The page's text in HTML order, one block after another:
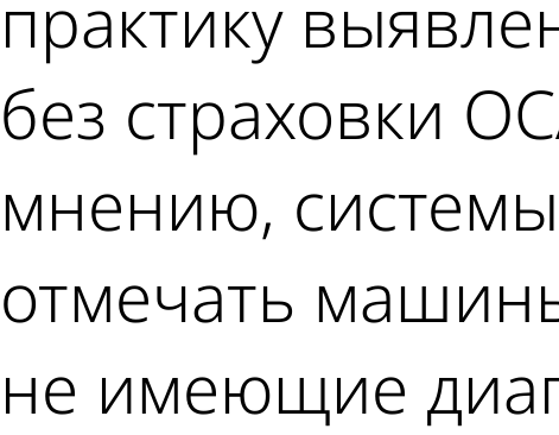
практику
без страховки
мнению,
отмечать
не имеющие